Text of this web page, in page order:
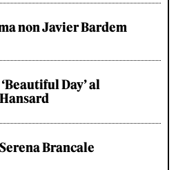
non Javier Bardem
Day’ al
Brancale